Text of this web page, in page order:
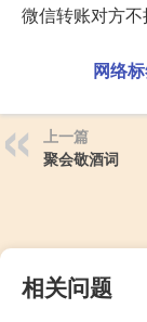
微信转账对方
网络标
上一篇
聚会敬酒词
相关问题